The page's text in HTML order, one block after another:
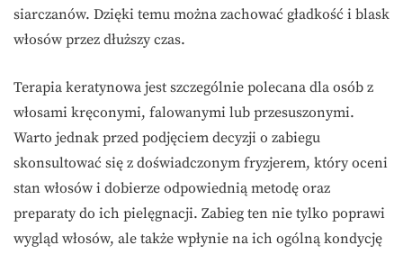
siarczanów. Dzięki temu można zachować gładkość i blask
włosów przez dłuższy czas.
Terapia keratynowa jest szczególnie polecana dla osób z
włosami kręconymi, falowanymi lub przesuszonymi.
Warto jednak przed podjęciem decyzji o zabiegu
skonsultować się z doświadczonym fryzjerem, który oceni
stan włosów i dobierze odpowiednią metodę oraz
preparaty do ich pielęgnacji. Zabieg ten nie tylko poprawi
wygląd włosów, ale także wpłynie na ich ogólną kondycję